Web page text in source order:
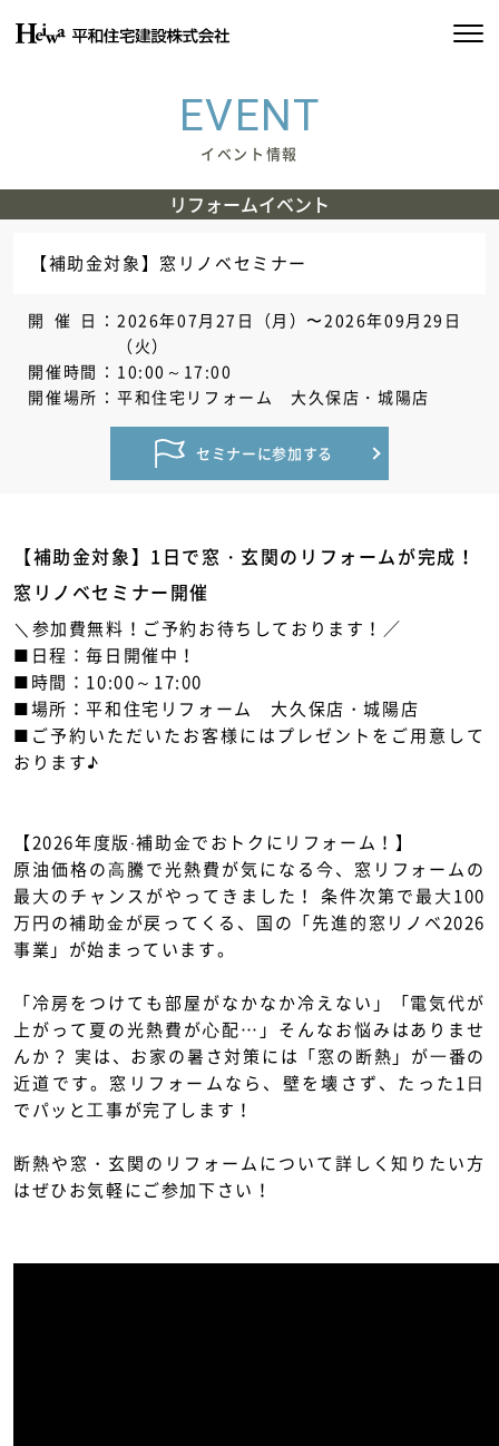
物件情報
会社情報
SDGsの取り組み
イベント情報
リフォームお問合せ
EVENT
イベント情報
リフォームイベント
【補助金対象】窓リノベセミナー
開催日
2026年07月27日（月）〜2026年09月29日
（火）
開催時間
10:00～17:00
開催場所
平和住宅リフォーム 大久保店・城陽店
セミナーに参加する
【補助金対象】1日で窓・玄関のリフォームが完成！
窓リノベセミナー開催
＼参加費無料！ご予約お待ちしております！／
■日程：毎日開催中！
■時間：10:00～17:00
■場所：平和住宅リフォーム 大久保店・城陽店
■ご予約いただいたお客様にはプレゼントをご用意して
おります♪
【2026年度版‧補助⾦でおトクにリフォーム！】
原油価格の⾼騰で光熱費が気になる今、窓リフォームの
最⼤のチャンスがやってきました！ 条件次第で最⼤100
万円の補助⾦が戻ってくる、国の「先進的窓リノベ2026
事業」が始まっています。
「冷房をつけても部屋がなかなか冷えない」「電気代が
上がって夏の光熱費が⼼配…」そんなお悩みはありませ
んか？ 実は、お家の暑さ対策には「窓の断熱」が⼀番の
近道です。窓リフォームなら、壁を壊さず、たった1⽇
でパッと⼯事が完了します！
断熱や窓・玄関のリフォームについて詳しく知りたい方
はぜひお気軽にご参加下さい！